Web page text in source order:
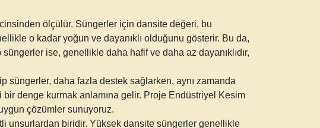
ölçülür. Süngerler için dansite değeri, bu
o kadar yoğun ve dayanıklı olduğunu gösterir. Bu da,
ise, genellikle daha hafif ve daha az dayanıklıdır,
süngerler, daha fazla destek sağlarken, aynı zamanda
denge kurmak anlamına gelir. Proje Endüstriyel Kesim
çözümler sunuyoruz.
unsurlardan biridir. Yüksek dansite süngerler genellikle